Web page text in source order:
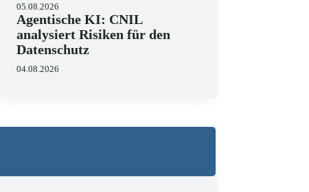
05.08.2026
Agentische KI: CNIL
analysiert Risiken für den
Datenschutz
04.08.2026